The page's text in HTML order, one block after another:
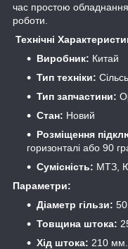
час простою
роботи.
Технічні
Виробник: Китай
Тип техніки:
Тип запчастини:
Стан: Новий
Розміщення
горизонталі або 90
Сумісність: МТЗ,
Параметри:
Діаметр гільзи:
Товщина штока:
Хід штока: 210 мм.